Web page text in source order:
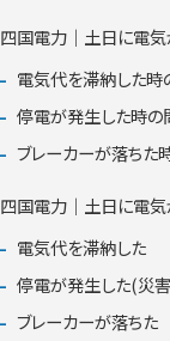
四国電力｜土日に電気
電気代を滞納した時
停電が発生した時の
ブレーカーが落ちた
四国電力｜土日に電
電気代を滞納した
停電が発生した(災害
ブレーカーが落ちた